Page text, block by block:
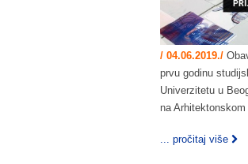
/ 04.06.2019./
prvu godinu
Univerzitetu u
na Arhitektonskom
... pročitaj više